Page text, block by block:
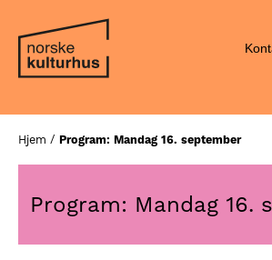
innhold
navigasjon
Hjem / Program: Mandag 16. september
Program: Mandag 16.